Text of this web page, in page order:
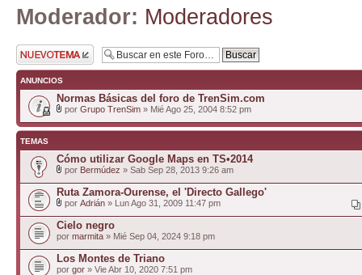
Moderador: Moderadores
Publicar un nuevo
tema
ANUNCIOS
Normas Básicas del foro de TrenSim.com
por Grupo TrenSim » Mié Ago 25, 2004 8:52 pm
TEMAS
Cómo utilizar Google Maps en TS•2014
por Bermúdez » Sab Sep 28, 2013 9:26 am
Ruta Zamora-Ourense, el 'Directo Gallego'
por Adrián » Lun Ago 31, 2009 11:47 pm
Cielo negro
por marmita » Mié Sep 04, 2024 9:18 pm
Los Montes de Triano
por gor » Vie Abr 10, 2020 7:51 pm